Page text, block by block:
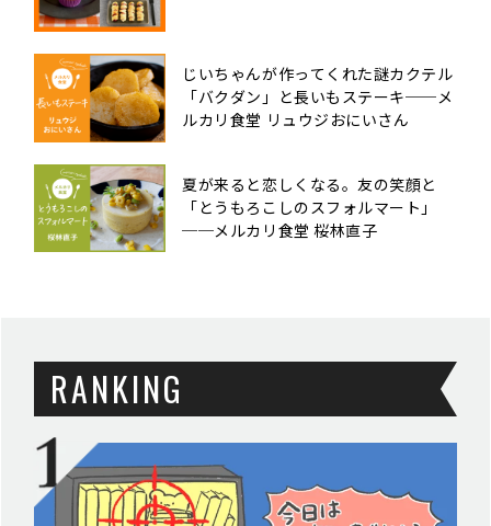
じいちゃんが作ってくれた謎カクテル
「バクダン」と長いもステーキ──メ
ルカリ食堂 リュウジおにいさん
夏が来ると恋しくなる。友の笑顔と
「とうもろこしのスフォルマート」
──メルカリ食堂 桜林直子
RANKING